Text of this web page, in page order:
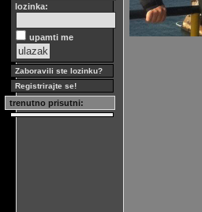
lozinka:
upamti me
Zaboravili ste lozinku?
Registrirajte se!
trenutno prisutni: